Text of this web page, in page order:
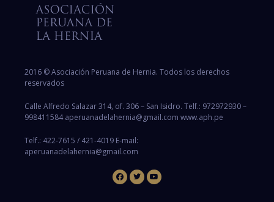
2016 © Asociación Peruana de Hernia. Todos los derechos
reservados
Calle Alfredo Salazar 314, of. 306 – San Isidro. Telf.: 972972930 –
998411584 aperuanadelahernia@gmail.com www.aph.pe
Telf.: 422-7615 / 421-4019 E-mail:
aperuanadelahernia@gmail.com